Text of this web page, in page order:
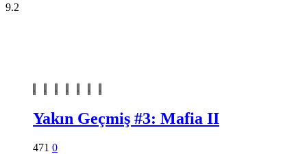
9.2
Yakın Geçmiş #3: Mafia II
471 0